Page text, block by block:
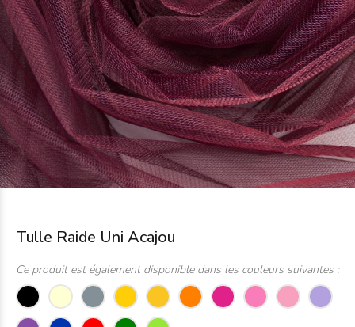
Tulle Raide Uni Acajou
Ce produit est également disponible dans les couleurs suivantes :